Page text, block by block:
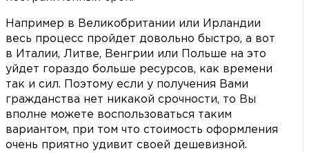
Например в Великобритании или Ирландии
весь процесс пройдет довольно быстро, а вот
в Италии, Литве, Венгрии или Польше на это
уйдет гораздо больше ресурсов, как времени
так и сил. Поэтому если у получения Вами
гражданства нет никакой срочности, то Вы
вполне можете воспользоваться таким
вариантом, при том что стоимость оформления
очень приятно удивит своей дешевизной.